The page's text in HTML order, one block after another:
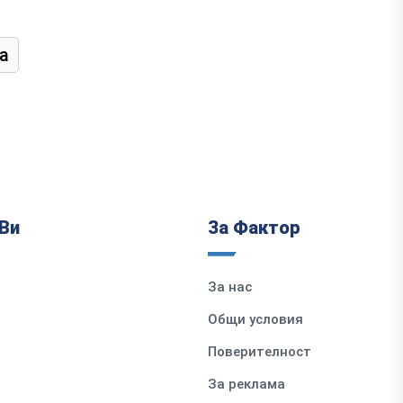
За Фактор
За нас
Общи условия
Поверителност
За реклама